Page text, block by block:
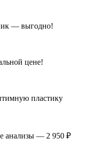
— выгодно!
цене!
пластику
анализы — 2 950 ₽